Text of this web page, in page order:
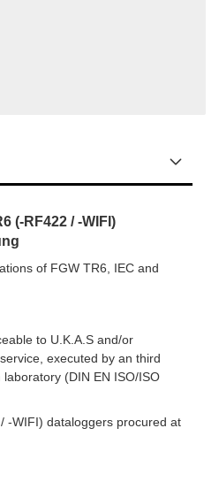
(-RF422 / -WIFI)
of FGW TR6, IEC and
to U.K.A.S and/or
executed by an third
laboratory (DIN EN ISO/ISO
-WIFI) dataloggers procured at